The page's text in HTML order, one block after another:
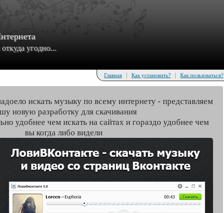
угодно...
Главная | Как установить? | Как пользоваться?
искать музыку по всему интернету - представляем
новую разработку для скачивания
удобнее чем искать на сайтах и гораздо удобнее чем
вы когда либо видели